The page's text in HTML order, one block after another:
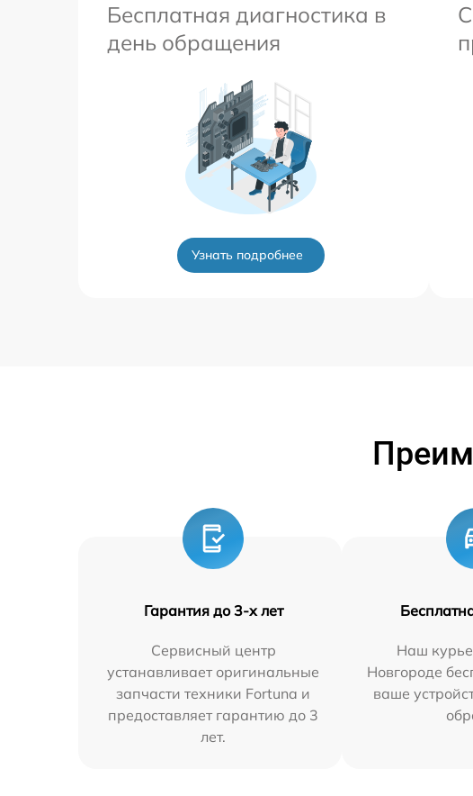
Бесплатная диагностика в
день обращения
Узнать подробнее
Гарантия до 3-х лет
Сервисный центр
устанавливает оригинальные
запчасти техники Fortuna и
предоставляет гарантию до 3
лет.
Наш
Новгороде
ваше